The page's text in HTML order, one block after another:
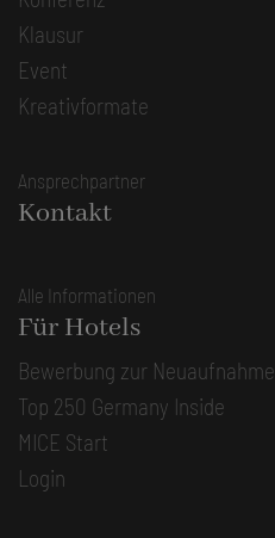
Klausur
Event
Kreativformate
Ansprechpartner
Kontakt
Alle Informationen
Für Hotels
Bewerbung zur Neuaufnahme
Top 250 Germany Inside
MICE Start
Login